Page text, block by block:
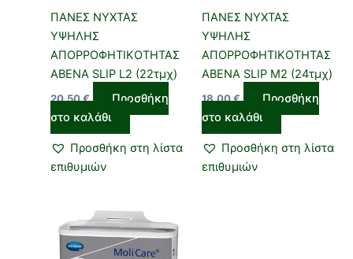
ΠΑΝΕΣ ΝΥΧΤΑΣ
ΥΨΗΛΗΣ
ΑΠΟΡΡΟΦΗΤΙΚΟΤΗΤΑΣ
ABENA SLIP L2 (22τμχ)
20,50€
Προσθήκη
στο καλάθι
Προσθήκη στη λίστα
επιθυμιών
ΠΑΝΕΣ ΝΥΧΤΑΣ
ΥΨΗΛΗΣ
ΑΠΟΡΡΟΦΗΤΙΚΟΤΗΤΑΣ
ABENA SLIP M2 (24τμχ)
18,00€
Προσθήκη
στο καλάθι
Προσθήκη στη λίστα
επιθυμιών